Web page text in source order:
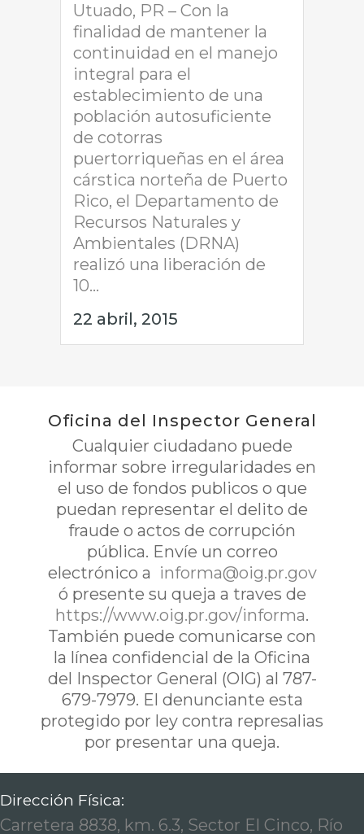
Utuado, PR – Con la
finalidad de mantener la
continuidad en el manejo
integral para el
establecimiento de una
población autosuficiente
de cotorras
puertorriqueñas en el área
cárstica norteña de Puerto
Rico, el Departamento de
Recursos Naturales y
Ambientales (DRNA)
realizó una liberación de
10...
22 abril, 2015
Oficina del Inspector General
Cualquier ciudadano puede
informar sobre irregularidades en
el uso de fondos publicos o que
puedan representar el delito de
fraude o actos de corrupción
pública. Envíe un correo
electrónico a informa@oig.pr.gov
ó presente su queja a traves de
https://www.oig.pr.gov/informa.
También puede comunicarse con
la línea confidencial de la Oficina
del Inspector General (OIG) al 787-
679-7979. El denunciante esta
protegido por ley contra represalias
por presentar una queja.
Dirección Física:
Carretera 8838, km. 6.3, Sector El Cinco, Río